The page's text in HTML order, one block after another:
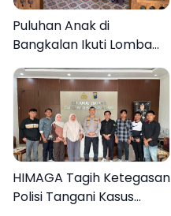
Puluhan Anak di
Bangkalan Ikuti Lomba
Mewarnai Bertema
Liburan Keluarga
HIMAGA Tagih Ketegasan
Polisi Tangani Kasus